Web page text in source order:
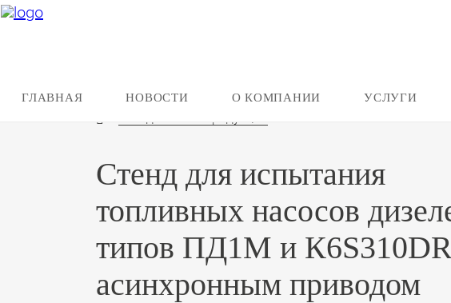
ГЛАВНАЯ НОВОСТИ О КОМПАНИИ УСЛУГИ
Назад ко всей продукции
Стенд для испытания
топливных насосов
типов ПД1М и
асинхронным приводом